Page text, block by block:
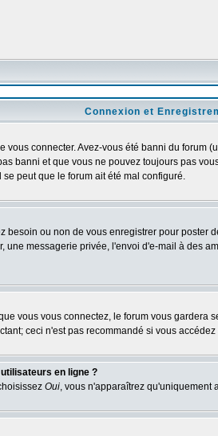
Connexion et
connecter. Avez-vous été banni du
banni et que vous ne pouvez toujours pas
peut que le forum ait été mal configuré.
ou non de vous enregistrer pour
messagerie privée, l'envoi d'e-mail à des
vous vous connectez, le forum vous gardera
ceci n'est pas recommandé si vous
en ligne ?
Oui, vous n'apparaîtrez qu'uniquement